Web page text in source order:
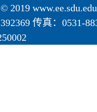
2019
传真：0531-